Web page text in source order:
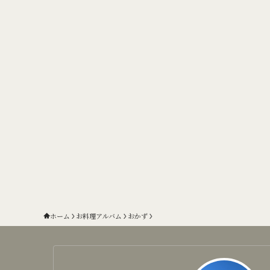
ホーム お料理アルバム おかず